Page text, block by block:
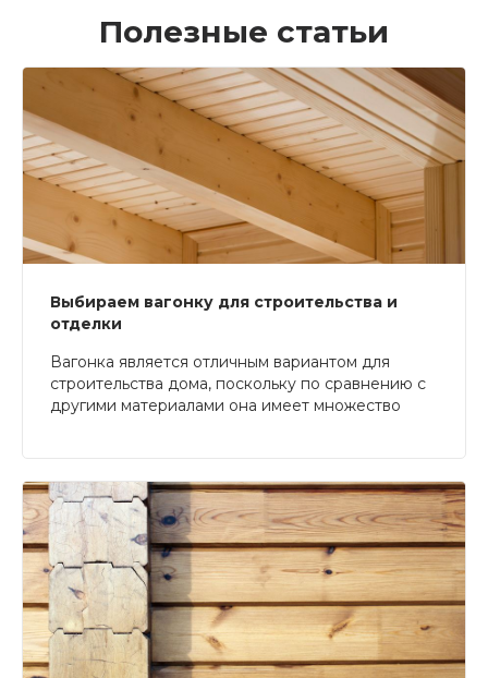
Полезные статьи
Выбираем вагонку для строительства и
отделки
Вагонка является отличным вариантом для
строительства дома, поскольку по сравнению с
другими материалами она имеет множество
расскажем в данной статье